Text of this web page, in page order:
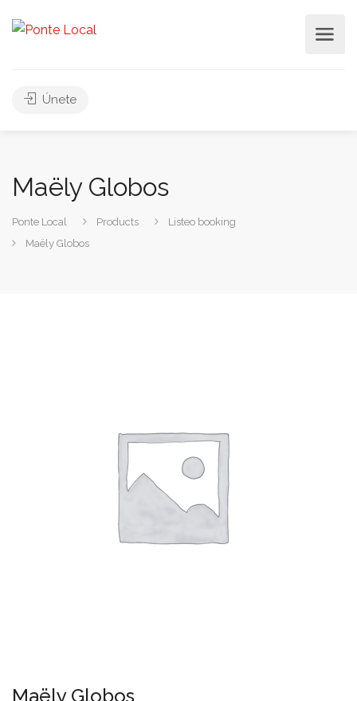
Únete
Maëly Globos
Ponte Local Products
Listeo booking
Maëly Globos
Maëly Globos